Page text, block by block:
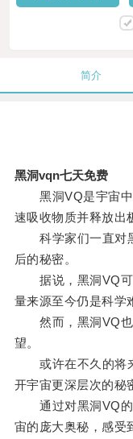
简介
黑洞vqn七天免费
黑洞VQ是宇宙中
速吸收物质并释放出
科学家们一直对黑
后的秘密。
据说，黑洞VQ可
量来源至今仍是科学
然而，黑洞VQ也
望。
或许在不久的将来
开宇宙更深层次的秘
通过对黑洞VQ的
宙的庞大奥秘，感受